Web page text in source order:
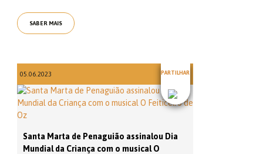
SABER MAIS
05.06.2023 PARTILHAR
Santa Marta de Penaguião assinalou Dia
Mundial da Criança com o musical O